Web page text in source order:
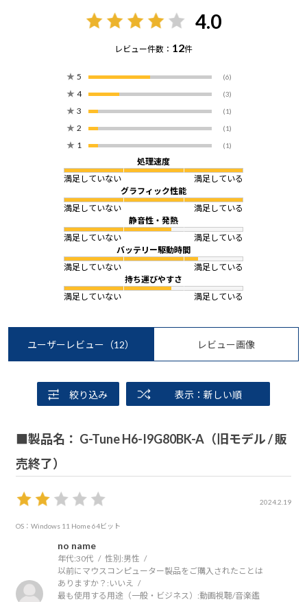
4.0
レビュー件数： 12件
★ 5 (6)
★ 4 (3)
★ 3 (1)
★ 2 (1)
★ 1 (1)
処理速度
満足していない
満足している
グラフィック性能
満足していない
満足している
静音性・発熱
満足していない
満足している
バッテリー駆動時間
満足していない
満足している
持ち運びやすさ
満足していない
満足している
ユーザーレビュー （12） レビュー画像
絞り込み 表示：新しい順
■製品名： G-Tune H6-I9G80BK-A（旧モデル / 販
売終了）
2024.2.19
OS：Windows 11 Home 64ビット
no name
年代:30代 性別:男性
以前にマウスコンピューター製品をご購入されたことは
ありますか？: いいえ
最も使用する用途（一般・ビジネス）:動画視聴/音楽鑑